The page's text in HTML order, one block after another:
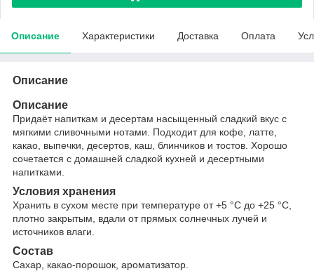
Описание Характеристики Доставка Оплата
Описание
Описание
Придаёт напиткам и десертам насыщенный сладкий вкус с
мягкими сливочными нотами. Подходит для кофе, латте,
какао, выпечки, десертов, каш, блинчиков и тостов. Хорошо
сочетается с домашней сладкой кухней и десертными
напитками.
Условия хранения
Хранить в сухом месте при температуре от +5 °C до +25 °C,
плотно закрытым, вдали от прямых солнечных лучей и
источников влаги.
Состав
Сахар, какао-порошок, ароматизатор.